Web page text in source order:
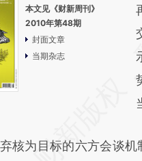
本文见《财新周刊》
2010年第48期
封面文章
当期杂志
为目标的六方会谈机